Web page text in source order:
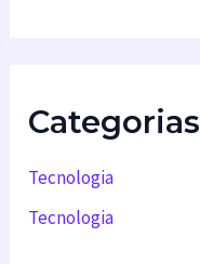
Categorias
Tecnologia
Tecnologia